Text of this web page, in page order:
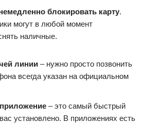
блокировать карту.
могут в любой момент
наличные.
линии – нужно просто позвонить
всегда указан на официальном
– это самый быстрый
установлено. В приложениях есть